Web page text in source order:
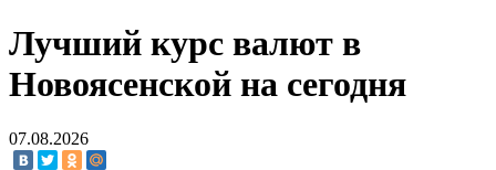
Лучший курс валют в
Новоясенской на сегодня
07.08.2026